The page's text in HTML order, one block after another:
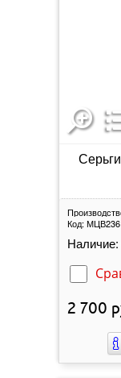
Код: МЦВ236
Наличие:
2 700